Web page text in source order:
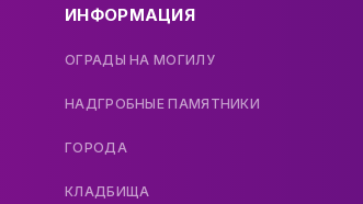
ИНФОРМАЦИЯ
ОГРАДЫ НА МОГИЛУ
НАДГРОБНЫЕ ПАМЯТНИКИ
ГОРОДА
КЛАДБИЩА